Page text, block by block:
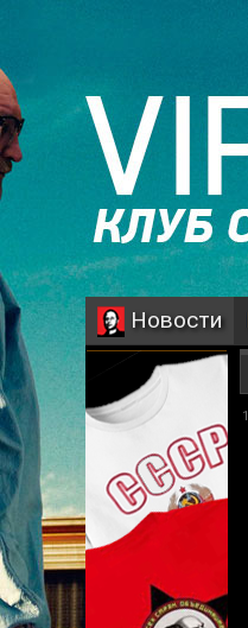
Новости